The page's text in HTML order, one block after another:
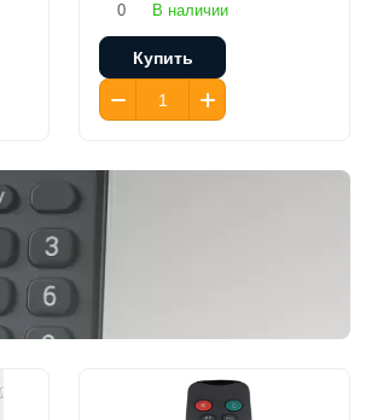
0 В наличии
Купить